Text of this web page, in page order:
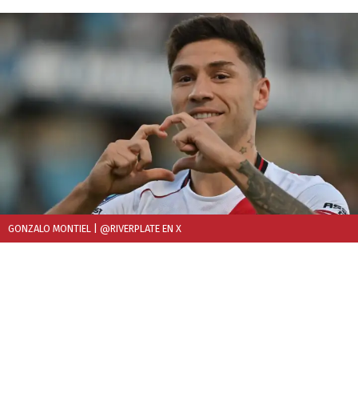
GONZALO MONTIEL | @RIVERPLATE EN X